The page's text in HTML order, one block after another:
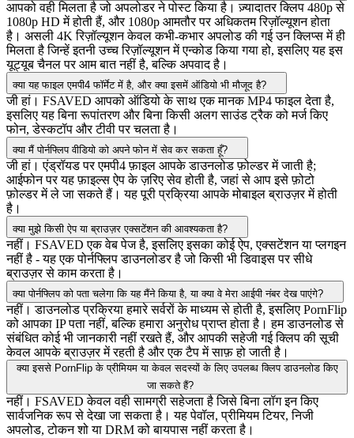
आपको वही मिलता है जो अपलोडर ने पोस्ट किया है। ज़्यादातर क्लिप 480p से
1080p HD में होती हैं, और 1080p आमतौर पर अधिकतम रिज़ॉल्यूशन होता
है। असली 4K रिज़ॉल्यूशन केवल कभी-कभार अपलोड की गई उन क्लिप्स में ही
मिलता है जिन्हें इतनी उच्च रिज़ॉल्यूशन में एन्कोड किया गया हो, इसलिए यह इस
यूट्यूब चैनल पर आम बात नहीं है, बल्कि अपवाद है।
क्या यह फाइल एमपी4 फॉर्मेट में है, और क्या इसमें ऑडियो भी मौजूद है?
जी हां। FSAVED आपको ऑडियो के साथ एक मानक MP4 फाइल देता है,
इसलिए यह बिना रूपांतरण और बिना किसी अलग साउंड ट्रैक को मर्ज किए
फोन, डेस्कटॉप और टीवी पर चलता है।
क्या मैं पोर्नफ्लिप वीडियो को अपने फोन में सेव कर सकता हूँ?
जी हां। एंड्रॉयड पर एमपी4 फ़ाइल आपके डाउनलोड फ़ोल्डर में जाती है;
आईफोन पर यह फ़ाइल्स ऐप के ज़रिए सेव होती है, जहां से आप इसे फ़ोटो
फ़ोल्डर में ले जा सकते हैं। यह पूरी प्रक्रिया आपके मोबाइल ब्राउज़र में होती
है।
क्या मुझे किसी ऐप या ब्राउज़र एक्सटेंशन की आवश्यकता है?
नहीं। FSAVED एक वेब पेज है, इसलिए इसका कोई ऐप, एक्सटेंशन या प्लगइन
नहीं है - यह एक पोर्नफ्लिप डाउनलोडर है जो किसी भी डिवाइस पर सीधे
ब्राउज़र से काम करता है।
क्या पोर्नफ्लिप को पता चलेगा कि यह मैंने किया है, या क्या वे मेरा आईपी नंबर देख पाएंगे?
नहीं। डाउनलोड प्रक्रिया हमारे सर्वरों के माध्यम से होती है, इसलिए PornFlip
को आपका IP पता नहीं, बल्कि हमारा अनुरोध प्राप्त होता है। हम डाउनलोड से
संबंधित कोई भी जानकारी नहीं रखते हैं, और आपकी सहेजी गई क्लिप की सूची
केवल आपके ब्राउज़र में रहती है और एक टैप में साफ़ हो जाती है।
क्या इससे PornFlip के प्रीमियम या केवल सदस्यों के लिए उपलब्ध क्लिप डाउनलोड किए
जा सकते हैं?
नहीं। FSAVED केवल वही सामग्री सहेजता है जिसे बिना लॉग इन किए
सार्वजनिक रूप से देखा जा सकता है। यह पेवॉल, प्रीमियम टियर, निजी
अपलोड, टोकन शो या DRM को बायपास नहीं करता है।